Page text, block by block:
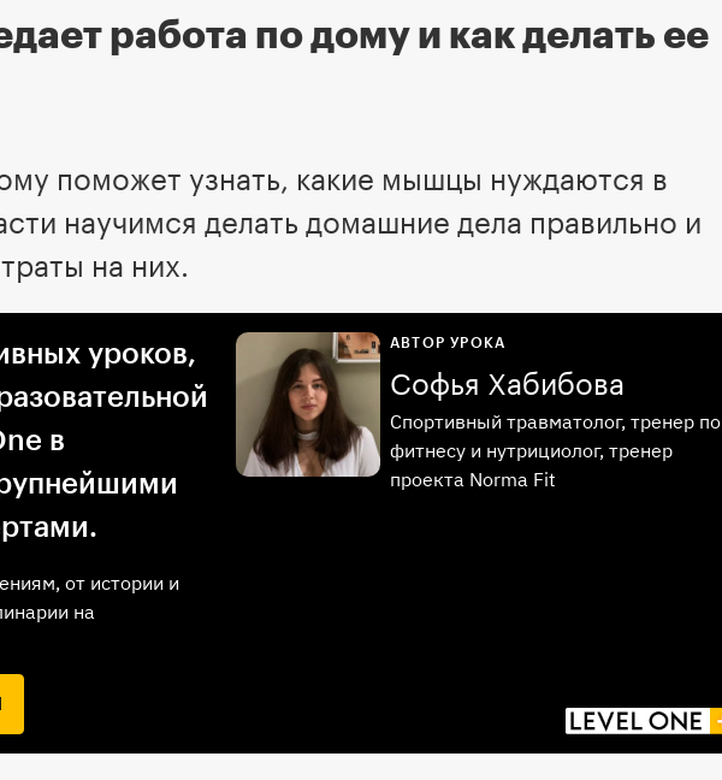
работа по дому и как делать ее
поможет узнать, какие мышцы нуждаются в
научимся делать домашние дела правильно и
на них.
уроков,
в
от истории и
на
АВТОР УРОКА
Софья Хабибова
Спортивный травматолог, тренер по
фитнесу и нутрициолог, тренер
проекта Norma Fit